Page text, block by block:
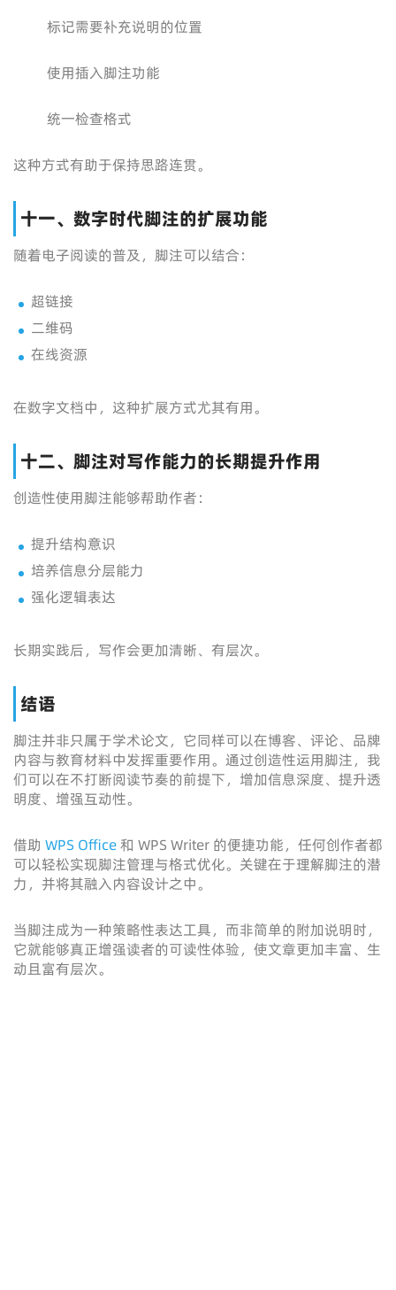
标记需要补充说明的位置
使用插入脚注功能
统一检查格式
这种方式有助于保持思路连贯。
十一、数字时代脚注的扩展功能
随着电子阅读的普及，脚注可以结合：
超链接
二维码
在线资源
在数字文档中，这种扩展方式尤其有用。
十二、脚注对写作能力的长期提升作用
创造性使用脚注能够帮助作者：
提升结构意识
培养信息分层能力
强化逻辑表达
长期实践后，写作会更加清晰、有层次。
结语
脚注并非只属于学术论文，它同样可以在博客、评论、品牌
内容与教育材料中发挥重要作用。通过创造性运用脚注，我
们可以在不打断阅读节奏的前提下，增加信息深度、提升透
明度、增强互动性。
借助 WPS Office和 WPS Writer 的便捷功能，任何创作者都
可以轻松实现脚注管理与格式优化。关键在于理解脚注的潜
力，并将其融入内容设计之中。
当脚注成为一种策略性表达工具，而非简单的附加说明时，
它就能够真正增强读者的可读性体验，使文章更加丰富、生
动且富有层次。